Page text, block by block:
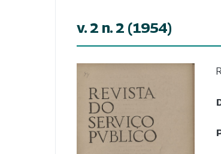
v. 2 n. 2 (1954)